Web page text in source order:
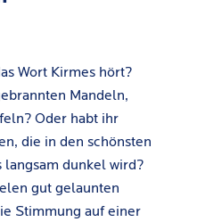
Wort Kirmes hört?
Mandeln,
Oder habt ihr
die in den schönsten
langsam dunkel wird?
gut gelaunten
Stimmung auf einer